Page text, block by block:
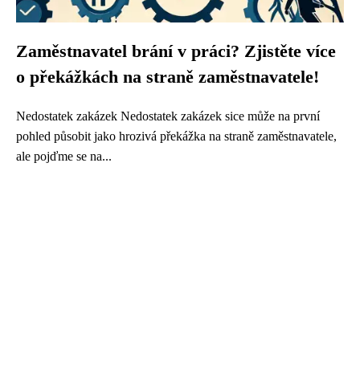
Zaměstnavatel brání v práci? Zjistěte více
o překážkách na straně zaměstnavatele!
Nedostatek zakázek Nedostatek zakázek sice může na první
pohled působit jako hrozivá překážka na straně zaměstnavatele,
ale pojďme se na...